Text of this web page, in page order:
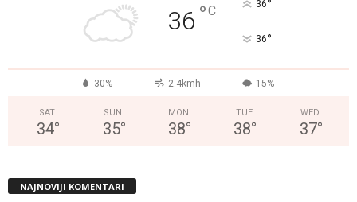
36 °C 36°
36°
30% 2.4kmh 15%
SAT
34°
SUN
35°
MON
38°
TUE
38°
WED
37°
NAJNOVIJI KOMENTARI